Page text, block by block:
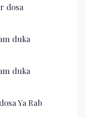
dosa
duka
duka
Ya Rab